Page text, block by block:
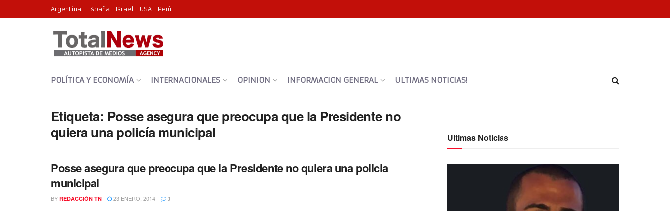
Argentina España Israel USA Perú
POLÍTICA Y ECONOMÍA INTERNACIONALES OPINION INFORMACION GENERAL ULTIMAS NOTICIAS!
Etiqueta: Posse asegura que preocupa que la Presidente no
quiera una policía municipal
Posse asegura que preocupa que la Presidente no quiera una policia
municipal
BY REDACCIÓN TN 23 ENERO, 2014 0
Ultimas Noticias